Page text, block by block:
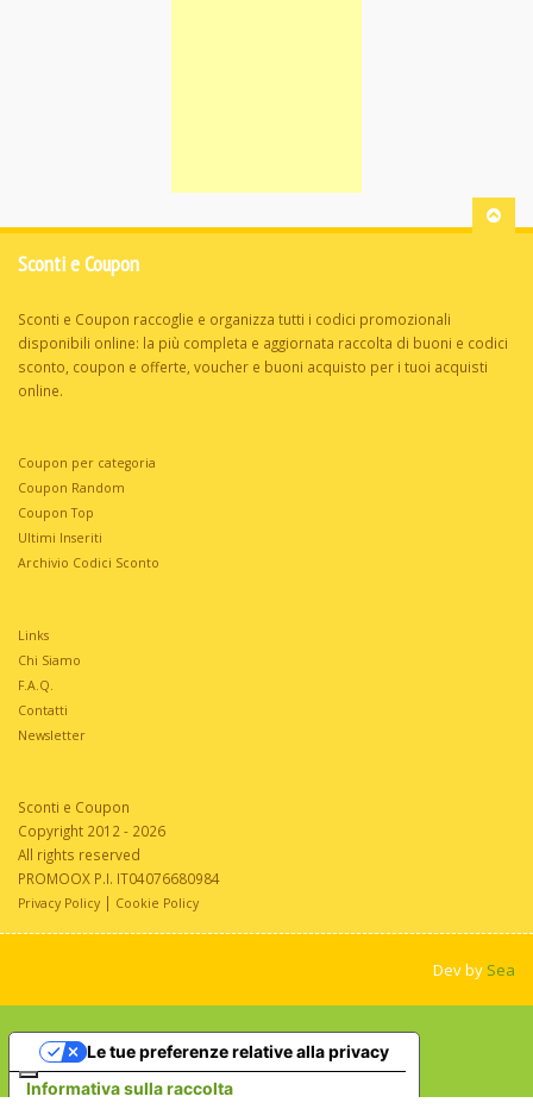
Sconti e Coupon
Sconti e Coupon raccoglie e organizza tutti i codici promozionali
disponibili online: la più completa e aggiornata raccolta di buoni e codici
sconto, coupon e offerte, voucher e buoni acquisto per i tuoi acquisti
online.
Coupon per categoria
Coupon Random
Coupon Top
Ultimi Inseriti
Archivio Codici Sconto
Links
Chi Siamo
F.A.Q.
Contatti
Newsletter
Sconti e Coupon
Copyright 2012 - 2026
All rights reserved
PROMOOX P.I. IT04076680984
Privacy Policy | Cookie Policy
Dev by Sea
Informativa sulla raccolta
Le tue preferenze relative alla privacy